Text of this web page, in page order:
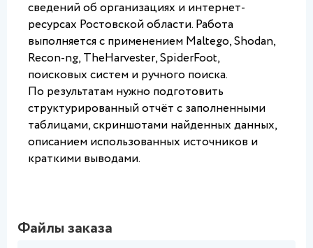
сведений об организациях и интернет-
ресурсах Ростовской области. Работа
выполняется с применением Maltego, Shodan,
Recon-ng, TheHarvester, SpiderFoot,
поисковых систем и ручного поиска.
По результатам нужно подготовить
структурированный отчёт с заполненными
таблицами, скриншотами найденных данных,
описанием использованных источников и
краткими выводами.
Файлы заказа